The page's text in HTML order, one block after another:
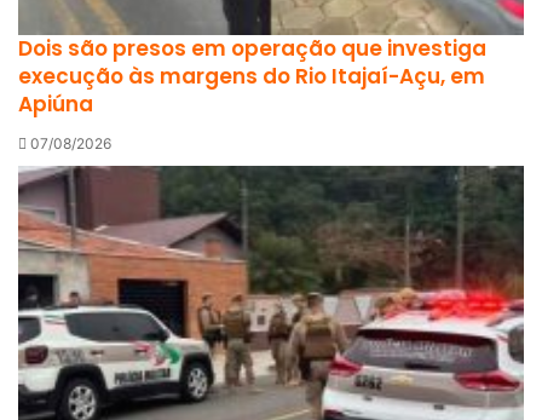
Dois são presos em operação que investiga
execução às margens do Rio Itajaí-Açu, em
Apiúna
07/08/2026